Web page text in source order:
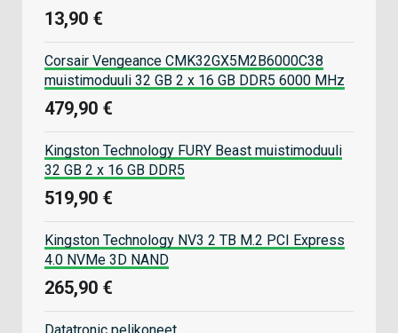
13,90 €
Corsair Vengeance CMK32GX5M2B6000C38
muistimoduuli 32 GB 2 x 16 GB DDR5 6000 MHz
479,90 €
Kingston Technology FURY Beast muistimoduuli
32 GB 2 x 16 GB DDR5
519,90 €
Kingston Technology NV3 2 TB M.2 PCI Express
4.0 NVMe 3D NAND
265,90 €